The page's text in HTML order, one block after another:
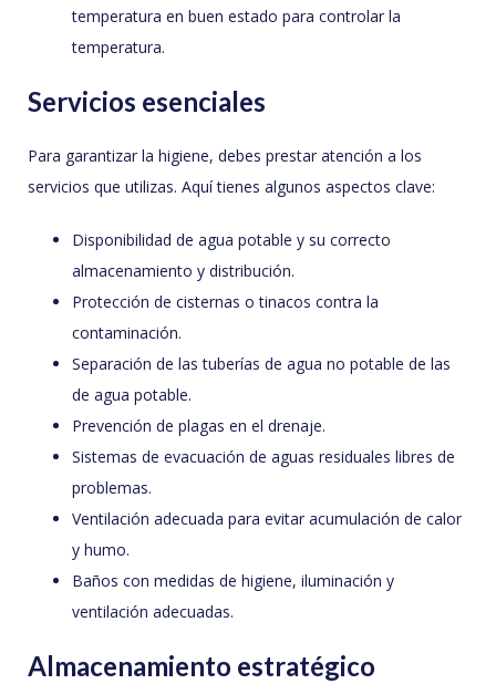
temperatura en buen estado para controlar la
temperatura.
Servicios esenciales
Para garantizar la higiene, debes prestar atención a los
servicios que utilizas. Aquí tienes algunos aspectos clave:
Disponibilidad de agua potable y su correcto
almacenamiento y distribución.
Protección de cisternas o tinacos contra la
contaminación.
Separación de las tuberías de agua no potable de las
de agua potable.
Prevención de plagas en el drenaje.
Sistemas de evacuación de aguas residuales libres de
problemas.
Ventilación adecuada para evitar acumulación de calor
y humo.
Baños con medidas de higiene, iluminación y
ventilación adecuadas.
Almacenamiento estratégico